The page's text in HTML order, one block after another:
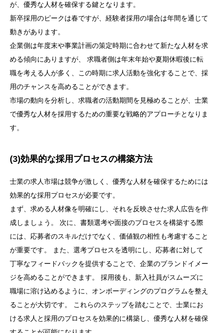
が、優秀な人材を確保する鍵となります。
新卒採用のピークは春ですが、経験者採用の場合は年間を通じて
動きがあります。
企業側は年度末や事業計画の策定時期に合わせて新たな人材を求
める傾向にありますが、 求職者側は年末年始や夏期休暇後に転
職を考える人が多く、この時期に求人活動を強化することで、採
用のチャンスを高めることができます。
市場の動向を分析し、求職者の活動期間を見極めることが、士業
で優秀な人材を採用するための重要な戦略的アプローチとなりま
す。
(3)効果的な採用プロセスの構築方法
士業の求人市場は競争が激しく、優秀な人材を確保するためには
効果的な採用プロセスが必要です。
まず、求める人材像を明確にし、それを反映させた求人広告を作
成しましょう。 次に、書類選考や面接のプロセスを構築する際
には、応募者のスキルだけでなく、価値観の相性も考慮すること
が重要です。 また、選考プロセスを透明にし、応募者に対して
丁寧なフィードバックを提供することで、企業のブランドイメー
ジを高めることができます。 採用後も、新入社員がスムーズに
職場に溶け込めるように、オンボーディングのプログラムを整え
ることが大切です。 これらのステップを踏むことで、士業にお
ける求人と採用のプロセスを効果的に構築し、優秀な人材を確保